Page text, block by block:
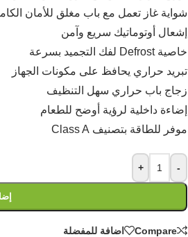
شواية غاز تعمل مع باب مغلق للأمان
إشعال أوتوماتيك سريع وآمن
خاصية Defrost لفك التجميد بسرعة
تبريد حراري يحافظ على مكونات الجهاز
زجاج باب حراري سهل التنظيف
إضاءة داخلية لرؤية أوضح للطعام
موفر للطاقة بتصنيف Class A
-
+
Compare اضافة للمفضلة